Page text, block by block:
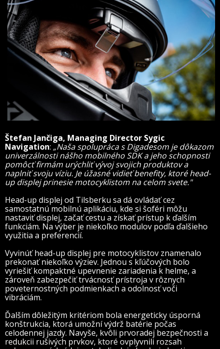
Štefan Jančiga, Managing Director Sygic
Navigation: „Naša spolupráca s Digadesom je dôkazom
univerzálnosti nášho mobilného SDK a jeho schopnosti
pomôcť firmám urýchliť vývoj svojich produktov a
naplniť svoju víziu. Je úžasné vidieť benefity, ktoré head-
up displej prinesie motocyklistom na celom svete."
Head-up displej od Tilsberku sa dá ovládať cez
samostatnú mobilnú aplikáciu, kde si šoféri môžu
nastaviť displej, začať cestu a získať prístup k ďalším
funkciám. Na výber je niekoľko modulov podľa ďalšieho
využitia a preferencií.
Vyvinúť head-up displej pre motocyklistov znamenalo
prekonať niekoľko výziev. Jednou s kľúčových bolo
vyriešiť kompaktné upevnenie zariadenia k helme, a
zároveň zabezpečiť trvácnosť prístroja v rôznych
poveternostných podmienkach a odolnosť voči
vibráciám.
Ďalším dôležitým kritériom bola energeticky úsporná
konštrukcia, ktorá umožní výdrž batérie počas
celodennej jazdy. Navyše, kvôli prvoradej bezpečnosti a
redukcii rušivých prvkov, ktoré ovplyvnili rozsah